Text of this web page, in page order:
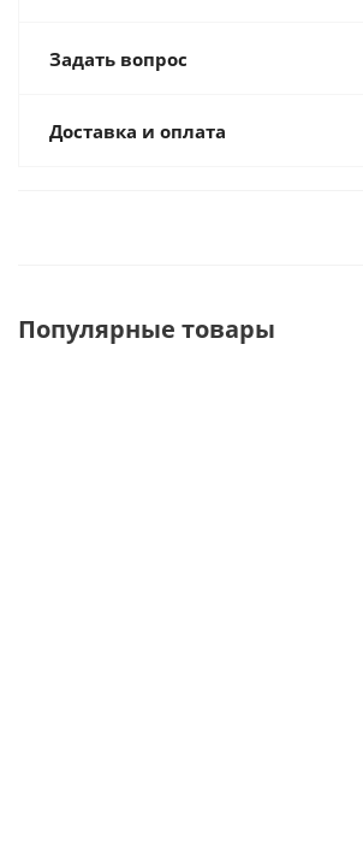
Задать вопрос
Доставка и оплата
Популярные товары